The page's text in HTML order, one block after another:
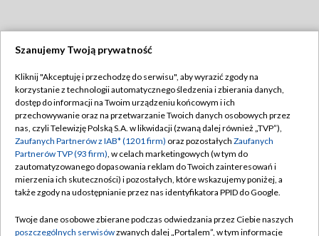
TVP
Abonament TVP
Emisja w TVP
Centrum informacji TVP
Naziemna Telewizja Cyfrowa
Rada Programowa
Regulamin TVP
Polityka prywatności
Moje zgody
Pomoc
Szanujemy Twoją prywatność
Kliknij "Akceptuję i przechodzę do serwisu", aby wyrazić zgody na
korzystanie z technologii automatycznego śledzenia i zbierania danych,
dostęp do informacji na Twoim urządzeniu końcowym i ich
przechowywanie oraz na przetwarzanie Twoich danych osobowych przez
nas, czyli Telewizję Polską S.A. w likwidacji (zwaną dalej również „TVP”),
Zaufanych Partnerów z IAB* (1201 firm) oraz pozostałych Zaufanych
Partnerów TVP (93 firm), w celach marketingowych (w tym do
zautomatyzowanego dopasowania reklam do Twoich zainteresowań i
mierzenia ich skuteczności) i pozostałych, które wskazujemy poniżej, a
także zgody na udostępnianie przez nas identyfikatora PPID do Google.
Twoje dane osobowe zbierane podczas odwiedzania przez Ciebie naszych
poszczególnych serwisówzwanych dalej „Portalem”, w tym informacje